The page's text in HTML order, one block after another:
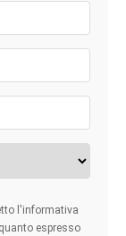
tecniche
e capacità
le
nei
l'informativa
espresso